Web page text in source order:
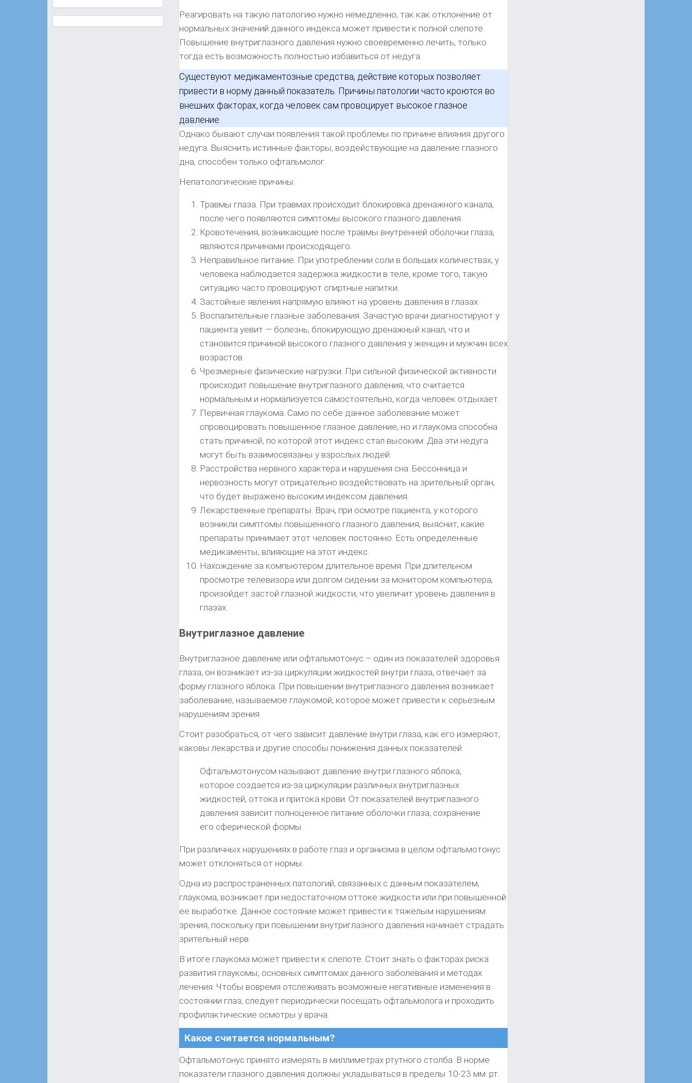
Реагировать на такую патологию нужно немедленно, так как отклонение от
нормальных значений данного индекса может привести к полной слепоте.
Повышение внутриглазного давления нужно своевременно лечить, только
тогда есть возможность полностью избавиться от недуга.
Существуют медикаментозные средства, действие которых позволяет
привести в норму данный показатель. Причины патологии часто кроются во
внешних факторах, когда человек сам провоцирует высокое глазное
давление.
Однако бывают случаи появления такой проблемы по причине влияния другого
недуга. Выяснить истинные факторы, воздействующие на давление глазного
дна, способен только офтальмолог.
Непатологические причины:
Травмы глаза. При травмах происходит блокировка дренажного канала,
после чего появляются симптомы высокого глазного давления.
Кровотечения, возникающие после травмы внутренней оболочки глаза,
являются причинами происходящего.
Неправильное питание. При употреблении соли в больших количествах, у
человека наблюдается задержка жидкости в теле, кроме того, такую
ситуацию часто провоцируют спиртные напитки.
Застойные явления напрямую влияют на уровень давления в глазах.
Воспалительные глазные заболевания. Зачастую врачи диагностируют у
пациента уевит — болезнь, блокирующую дренажный канал, что и
становится причиной высокого глазного давления у женщин и мужчин всех
возрастов.
Чрезмерные физические нагрузки. При сильной физической активности
происходит повышение внутриглазного давления, что считается
нормальным и нормализуется самостоятельно, когда человек отдыхает.
Первичная глаукома. Само по себе данное заболевание может
спровоцировать повышенное глазное давление, но и глаукома способна
стать причиной, по которой этот индекс стал высоким. Два эти недуга
могут быть взаимосвязаны у взрослых людей.
Расстройства нервного характера и нарушения сна. Бессонница и
нервозность могут отрицательно воздействовать на зрительный орган,
что будет выражено высоким индексом давления.
Лекарственные препараты. Врач, при осмотре пациента, у которого
возникли симптомы повышенного глазного давления, выяснит, какие
препараты принимает этот человек постоянно. Есть определенные
медикаменты, влияющие на этот индекс.
Нахождение за компьютером длительное время. При длительном
просмотре телевизора или долгом сидении за монитором компьютера,
произойдет застой глазной жидкости, что увеличит уровень давления в
глазах.
Внутриглазное давление
Внутриглазное давление или офтальмотонус – один из показателей здоровья
глаза, он возникает из-за циркуляции жидкостей внутри глаза, отвечает за
форму глазного яблока. При повышении внутриглазного давления возникает
заболевание, называемое глаукомой, которое может привести к серьезным
нарушениям зрения.
Стоит разобраться, от чего зависит давление внутри глаза, как его измеряют,
каковы лекарства и другие способы понижения данных показателей.
Офтальмотонусом называют давление внутри глазного яблока,
которое создается из-за циркуляции различных внутриглазных
жидкостей, оттока и притока крови. От показателей внутриглазного
давления зависит полноценное питание оболочки глаза, сохранение
его сферической формы.
При различных нарушениях в работе глаз и организма в целом офтальмотонус
может отклоняться от нормы.
Одна из распространенных патологий, связанных с данным показателем,
глаукома, возникает при недостаточном оттоке жидкости или при повышенной
ее выработке. Данное состояние может привести к тяжелым нарушениям
зрения, поскольку при повышении внутриглазного давления начинает страдать
зрительный нерв.
В итоге глаукома может привести к слепоте. Стоит знать о факторах риска
развития глаукомы, основных симптомах данного заболевания и методах
лечения. Чтобы вовремя отслеживать возможные негативные изменения в
состоянии глаз, следует периодически посещать офтальмолога и проходить
профилактические осмотры у врача.
Какое считается нормальным?
Офтальмотонус принято измерять в миллиметрах ртутного столба. В норме
показатели глазного давления должны укладываться в пределы 10-23 мм. рт.